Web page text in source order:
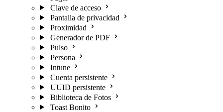
Clave de acceso
Pantalla de privacidad
Proximidad
Generador de PDF
Pulso
Persona
Intune
Cuenta persistente
UUID persistente
Biblioteca de Fotos
Toast Bonito